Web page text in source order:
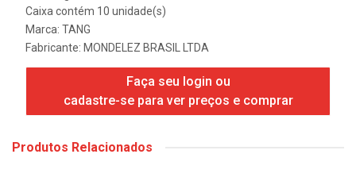
Caixa contém 10 unidade(s)
Marca: TANG
Fabricante: MONDELEZ BRASIL LTDA
Faça seu login ou
cadastre-se para ver preços e comprar
Produtos Relacionados